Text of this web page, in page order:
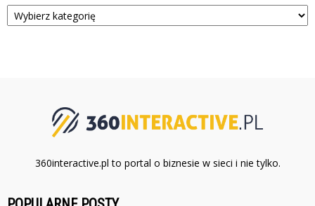
Kategorie
360interactive.pl to portal o biznesie w sieci i nie tylko.